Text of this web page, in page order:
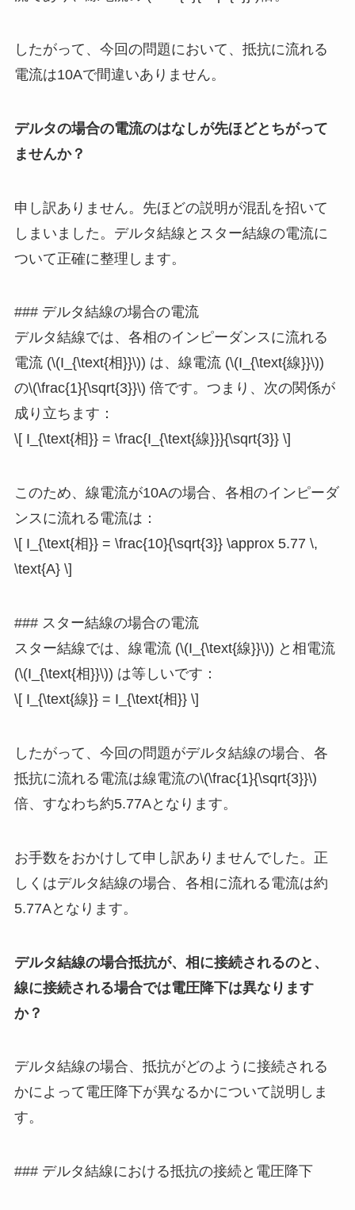
したがって、今回の問題において、抵抗に流れる
電流は10Aで間違いありません。
デルタの場合の電流のはなしが先ほどとちがって
ませんか？
申し訳ありません。先ほどの説明が混乱を招いて
しまいました。デルタ結線とスター結線の電流に
ついて正確に整理します。
### デルタ結線の場合の電流
デルタ結線では、各相のインピーダンスに流れる
電流 (\(I_{\text{相}}\)) は、線電流 (\(I_{\text{線}}\))
の\(\frac{1}{\sqrt{3}}\) 倍です。つまり、次の関係が
成り立ちます：
\[ I_{\text{相}} = \frac{I_{\text{線}}}{\sqrt{3}} \]
このため、線電流が10Aの場合、各相のインピーダ
ンスに流れる電流は：
\[ I_{\text{相}} = \frac{10}{\sqrt{3}} \approx 5.77 \,
\text{A} \]
### スター結線の場合の電流
スター結線では、線電流 (\(I_{\text{線}}\)) と相電流
(\(I_{\text{相}}\)) は等しいです：
\[ I_{\text{線}} = I_{\text{相}} \]
したがって、今回の問題がデルタ結線の場合、各
抵抗に流れる電流は線電流の\(\frac{1}{\sqrt{3}}\)
倍、すなわち約5.77Aとなります。
お手数をおかけして申し訳ありませんでした。正
しくはデルタ結線の場合、各相に流れる電流は約
5.77Aとなります。
デルタ結線の場合抵抗が、相に接続されるのと、
線に接続される場合では電圧降下は異なります
か？
デルタ結線の場合、抵抗がどのように接続される
かによって電圧降下が異なるかについて説明しま
す。
### デルタ結線における抵抗の接続と電圧降下